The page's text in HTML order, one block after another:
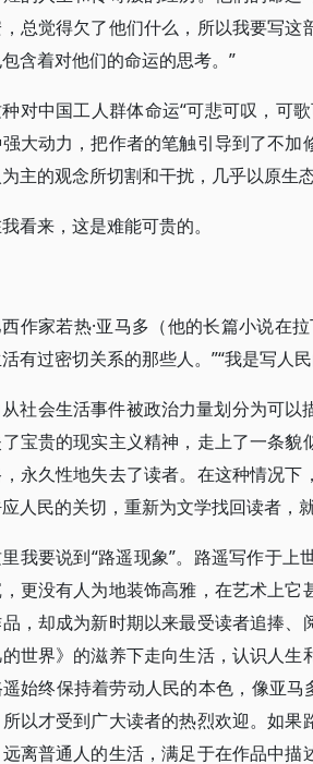
总觉得欠了他们什么，所以我要写
含着对他们的命运的思考。”
对中国工人群体命运“可悲可叹，可
大动力，把作者的笔触引导到了不
主的观念所切割和干扰，几乎以原生
看来，这是难能可贵的。
作家若热·亚马多（他的长篇小说在
有过密切关系的那些人。”“我是写人
从社会生活事件被政治力量划分为可
宝贵的现实主义精神，走上了一条
永久性地失去了读者。在这种情况
人民的关切，重新为文学找回读者，
我要说到“路遥现象”。路遥写作于
更没有人为地装饰高雅，在艺术上
，却成为新时期以来最受读者追捧
的世界》的滋养下走向生活，认识人
始终保持着劳动人民的本色，像亚
以才受到广大读者的热烈欢迎。如
离普通人的生活，满足于在作品中